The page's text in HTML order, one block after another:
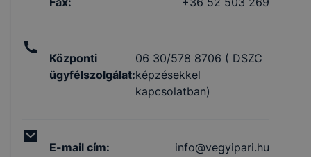
Központi
ügyfélszolgálat:
06 30/578 8706 ( DSZC
képzésekkel
kapcsolatban)
E-mail cím: info@vegyipari.hu